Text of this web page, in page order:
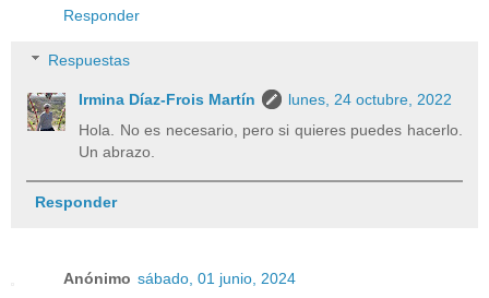
Responder
Respuestas
Irmina Díaz-Frois Martín
lunes, 24 octubre, 2022
Hola. No es necesario, pero si quieres puedes hacerlo.
Un abrazo.
Responder
Anónimo sábado, 01 junio, 2024